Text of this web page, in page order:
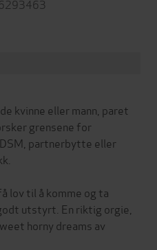
kvinne eller mann, paret
grensene for
partnerbytte eller
lov til å komme og ta
utstyrt. En riktig orgie,
horny dreams av